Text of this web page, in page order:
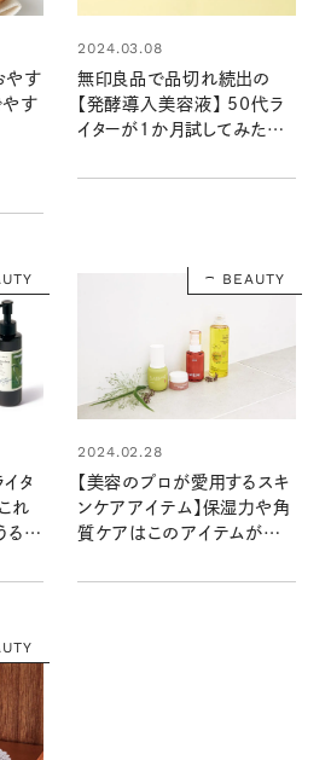
やす
やす
2024.03.08
無印良品で品切れ続出の
【発酵導入美容液】 50代ラ
イターが1か月試してみた結
配合の効果はやはりすごか
タ
れ
るう
BEAUTY
2024.02.28
【美容のプロが愛用するスキ
ンケアアイテム】保湿力や角
質ケアはこのアイテムが優